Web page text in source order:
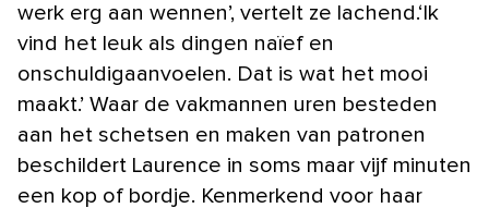
werk erg aan wennen’, vertelt ze lachend.‘Ik
vind het leuk als dingen naïef en
onschuldigaanvoelen. Dat is wat het mooi
maakt.’ Waar de vakmannen uren besteden
aan het schetsen en maken van patronen
beschildert Laurence in soms maar vijf minuten
een kop of bordje. Kenmerkend voor haar